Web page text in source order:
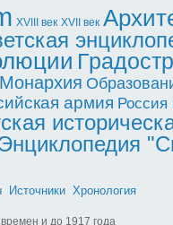
XVIII век XVII век
Монархия
армия Россия
Источники Хронология
и до 1917 года